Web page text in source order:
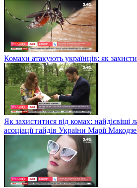
Комахи атакують українців: як
Як захиститися від комах: найдієвіші
асоціації гайдів України Марії